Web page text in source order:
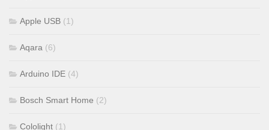
Apple USB (1)
Aqara (6)
Arduino IDE (4)
Bosch Smart Home (2)
Cololight (1)